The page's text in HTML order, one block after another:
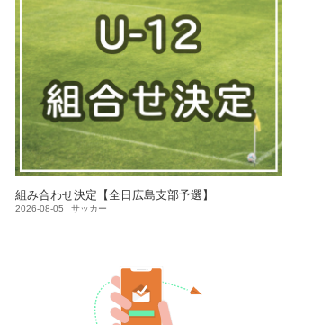
組み合わせ決定【全日広島支部予選】
2026-08-05 サッカー